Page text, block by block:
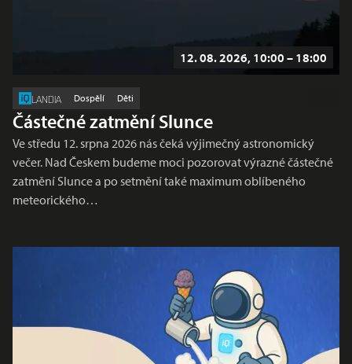
12. 08. 2026, 10:00 – 18:00
LANDIA Dospělí Děti
Částečné zatmění Slunce
Ve středu 12. srpna 2026 nás čeká výjimečný astronomický
večer. Nad Českem budeme moci pozorovat výrazné částečné
zatmění Slunce a po setmění také maximum oblíbeného
meteorického…